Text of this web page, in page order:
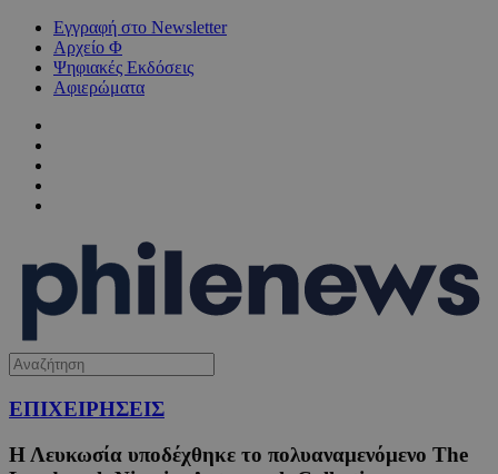
Εγγραφή στο Newsletter
Αρχείο Φ
Ψηφιακές Εκδόσεις
Αφιερώματα
ΕΠΙΧΕΙΡΗΣΕΙΣ
Η Λευκωσία υποδέχθηκε το πολυαναμενόμενο The